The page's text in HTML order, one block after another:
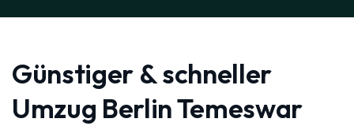
Günstiger & schneller
Umzug Berlin Temeswar